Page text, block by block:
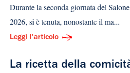
Durante la seconda giornata del
2026, si è tenuta, nonostante il ma...
Leggi l'articolo
La ricetta della